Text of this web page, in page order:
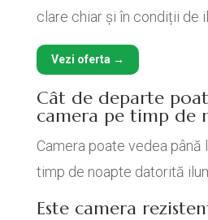
clare chiar și în condiții de
Vezi oferta →
Cât de departe
camera pe timp de
Camera poate vedea până
timp de noapte datorită
Este camera